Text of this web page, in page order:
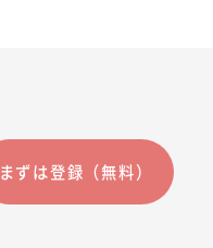
まずは登録（無料）